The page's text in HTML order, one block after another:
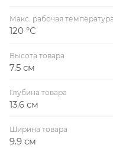
Макс. рабочая температура
120 °С
Высота товара
7.5 см
Глубина товара
13.6 см
Ширина товара
9.9 см